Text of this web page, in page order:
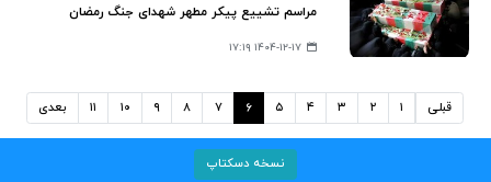
مراسم تشییع پیکر مطهر شهدای جنگ رمضان
۱۴۰۴-۱۲-۱۷ ۱۷:۱۹
قبلی ۱ ۲ ۳ ۴ ۵ ۶ ۷ ۸ ۹ ۱۰ ۱۱ بعدی
نسخه دسکتاپ